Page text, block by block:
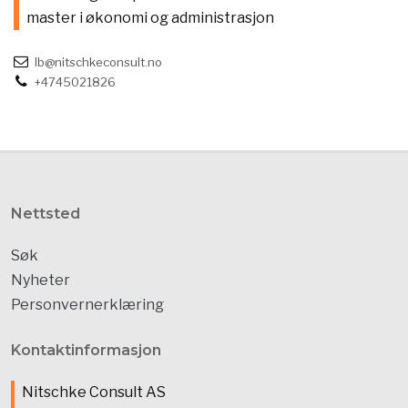
master i økonomi og administrasjon
lb@nitschkeconsult.no
+4745021826
Nettsted
Søk
Nyheter
Personvernerklæring
Kontaktinformasjon
Nitschke Consult AS